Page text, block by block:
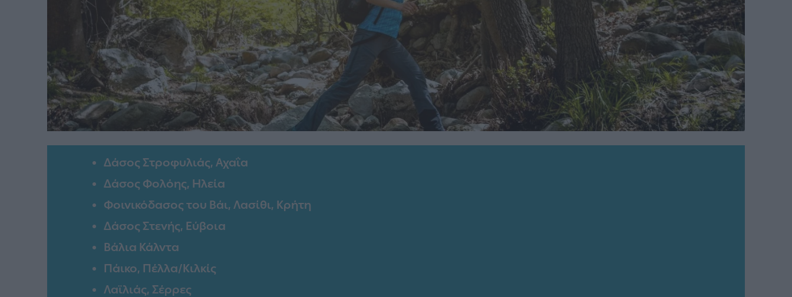
Δάσος Στροφυλιάς, Αχαΐα
Δάσος Φολόης, Ηλεία
Φοινικόδασος του Βάι, Λασίθι, Κρήτη
Δάσος Στενής, Εύβοια
Βάλια Κάλντα
Πάικο, Πέλλα/Κιλκίς
Λαϊλιάς, Σέρρες